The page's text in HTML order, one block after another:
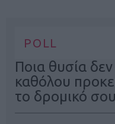
POLL
Ποια θυσία
καθόλου
το δρομικό